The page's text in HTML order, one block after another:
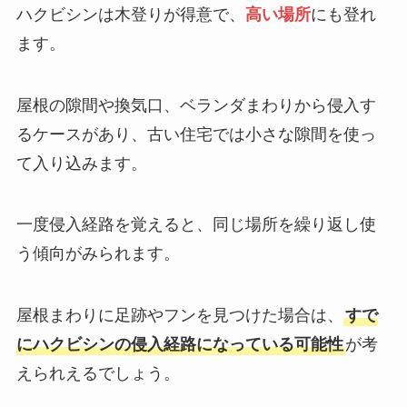
ハクビシンは木登りが得意で、 高い場所にも登れ
ます。
屋根の隙間や換気口、ベランダまわりから侵入す
るケースがあり、古い住宅では小さな隙間を使っ
て入り込みます。
一度侵入経路を覚えると、同じ場所を繰り返し使
う傾向がみられます。
屋根まわりに足跡やフンを見つけた場合は、 すで
にハクビシンの侵入経路になっている可能性が考
えられえるでしょう。